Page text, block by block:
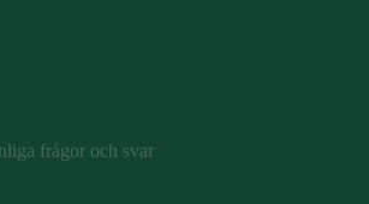
frågor och svar